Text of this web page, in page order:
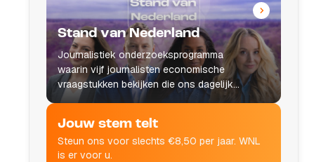
Stand van Nederland
Journalistiek onderzoeksprogramma
waarin vijf journalisten economische
vraagstukken bekijken die ons dagelijks
leven raken.
Jouw stem telt
Steun ons voor slechts €8,50 per jaar. WNL
is er voor u.